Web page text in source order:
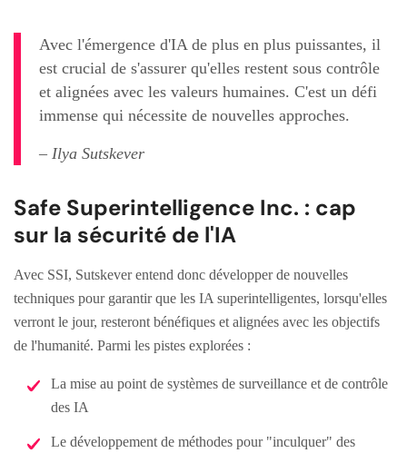
Avec l'émergence d'IA de plus en plus puissantes, il
est crucial de s'assurer qu'elles restent sous contrôle
et alignées avec les valeurs humaines. C'est un défi
immense qui nécessite de nouvelles approches.
– Ilya Sutskever
Safe Superintelligence Inc. : cap
sur la sécurité de l'IA
Avec SSI, Sutskever entend donc développer de nouvelles
techniques pour garantir que les IA superintelligentes, lorsqu'elles
verront le jour, resteront bénéfiques et alignées avec les objectifs
de l'humanité. Parmi les pistes explorées :
La mise au point de systèmes de surveillance et de contrôle
des IA
Le développement de méthodes pour "inculquer" des